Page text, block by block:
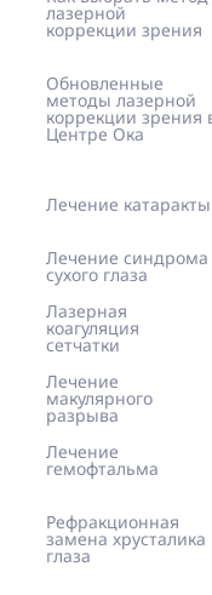
лазерной
коррекции зрения
Обновленные
методы лазерной
коррекции зрения
Центре Ока
Лечение катаракты
Лечение синдрома
сухого глаза
Лазерная
коагуляция
сетчатки
Лечение
макулярного
разрыва
Лечение
гемофтальма
Рефракционная
замена хрусталика
глаза